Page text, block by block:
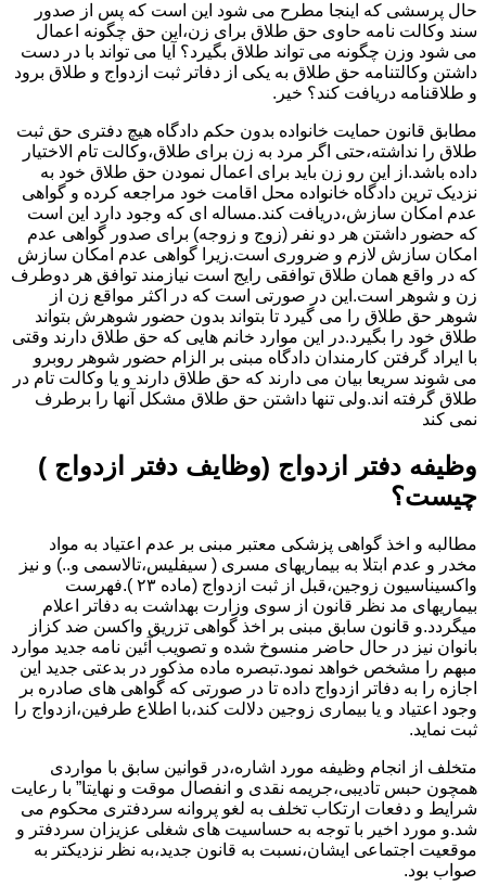
حال پرسشی که اینجا مطرح می شود این است که پس از صدور
سند وکالت نامه حاوی حق طلاق برای زن،این حق چگونه اعمال
می شود وزن چگونه می تواند طلاق بگیرد؟ آیا می تواند با در دست
داشتن وکالتنامه حق طلاق به یکی از دفاتر ثبت ازدواج و طلاق برود
و طلاقنامه دریافت کند؟ خیر.
مطابق قانون حمایت خانواده بدون حکم دادگاه هیچ دفتری حق ثبت
طلاق را نداشته،حتی اگر مرد به زن برای طلاق،وکالت تام الاختیار
داده باشد.از این رو زن باید برای اعمال نمودن حق طلاق خود به
نزدیک ترین دادگاه خانواده محل اقامت خود مراجعه کرده و گواهی
عدم امکان سازش،دریافت کند.مساله ای که وجود دارد این است
که حضور داشتن هر دو نفر (زوج و زوجه) برای صدور گواهی عدم
امکان سازش لازم و ضروری است.زیرا گواهی عدم امکان سازش
که در واقع همان طلاق توافقی رایج است نیازمند توافق هر دوطرف
زن و شوهر است.این در صورتی است که در اکثر مواقع زن از
شوهر حق طلاق را می گیرد تا بتواند بدون حضور شوهرش بتواند
طلاق خود را بگیرد.در این موارد خانم هایی که حق طلاق دارند وقتی
با ایراد گرفتن کارمندان دادگاه مبنی بر الزام حضور شوهر روبرو
می شوند سریعا بیان می دارند که حق طلاق دارند و یا وکالت تام در
طلاق گرفته اند.ولی تنها داشتن حق طلاق مشکل آنها را برطرف
نمی کند
وظیفه دفتر ازدواج (وظایف دفتر ازدواج )
چیست؟
مطالبه و اخذ گواهی پزشکی معتبر مبنی بر عدم اعتیاد به مواد
مخدر و عدم ابتلا به بیماریهای مسری ( سیفلیس،تالاسمی و..) و نیز
واکسیناسیون زوجین،قبل از ثبت ازدواج (ماده ۲۳ ).فهرست
بیماریهای مد نظر قانون از سوی وزارت بهداشت به دفاتر اعلام
میگردد.و قانون سابق مبنی بر اخذ گواهی تزریق واکسن ضد کزاز
بانوان نیز در حال حاضر منسوخ شده و تصویب آئین نامه جدید موارد
مبهم را مشخص خواهد نمود.تبصره ماده مذکور در بدعتی جدید این
اجازه را به دفاتر ازدواج داده تا در صورتی که گواهی های صادره بر
وجود اعتیاد و یا بیماری زوجین دلالت کند،با اطلاع طرفین،ازدواج را
ثبت نماید.
متخلف از انجام وظیفه مورد اشاره،در قوانین سابق با مواردی
همچون حبس تادیبی،جریمه نقدی و انفصال موقت و نهایتا” با رعایت
شرایط و دفعات ارتکاب تخلف به لغو پروانه سردفتری محکوم می
شد.و مورد اخیر با توجه به حساسیت های شغلی عزیزان سردفتر و
موقعیت اجتماعی ایشان،نسبت به قانون جدید،به نظر نزدیکتر به
صواب بود.